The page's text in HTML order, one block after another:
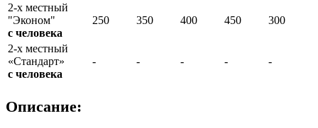
2-х местный
"Эконом"
с человека
250 350 400 450 300
2-х местный
«Стандарт»
с человека
- - - - -
Описание: